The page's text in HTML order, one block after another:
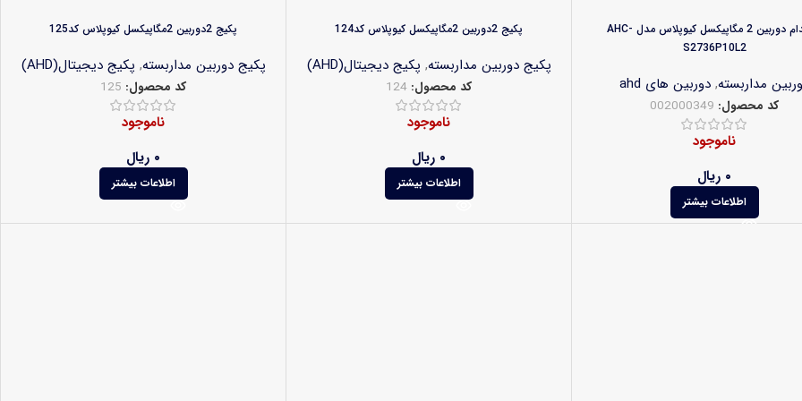
اسپیدام دوربین 2 مگاپیکسل کیوپلاس مدل AHC-
S2736P10L2
مداربسته, دوربین های ahd
کد محصول: 002000349
ناموجود
۰ ریال
اطلاعات بیشتر
پکیج 2دوربین 2مگاپیکسل کیوپلاس کد124
پکیج دوربین مداربسته, پکیج دیجیتال(AHD)
کد محصول: 124
ناموجود
۰ ریال
اطلاعات بیشتر
پکیج 2دوربین 2مگاپیکسل کیوپلاس کد125
پکیج دوربین مداربسته, پکیج دیجیتال(AHD)
کد محصول: 125
ناموجود
۰ ریال
اطلاعات بیشتر